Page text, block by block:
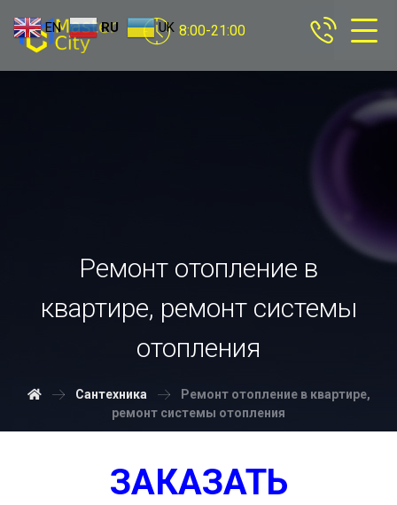
8:00-21:00
Ремонт отопление в
квартире, ремонт системы
отопления
Сантехника
Ремонт отопление в квартире,
ремонт системы отопления
ЗАКАЗАТЬ
EN RU UK